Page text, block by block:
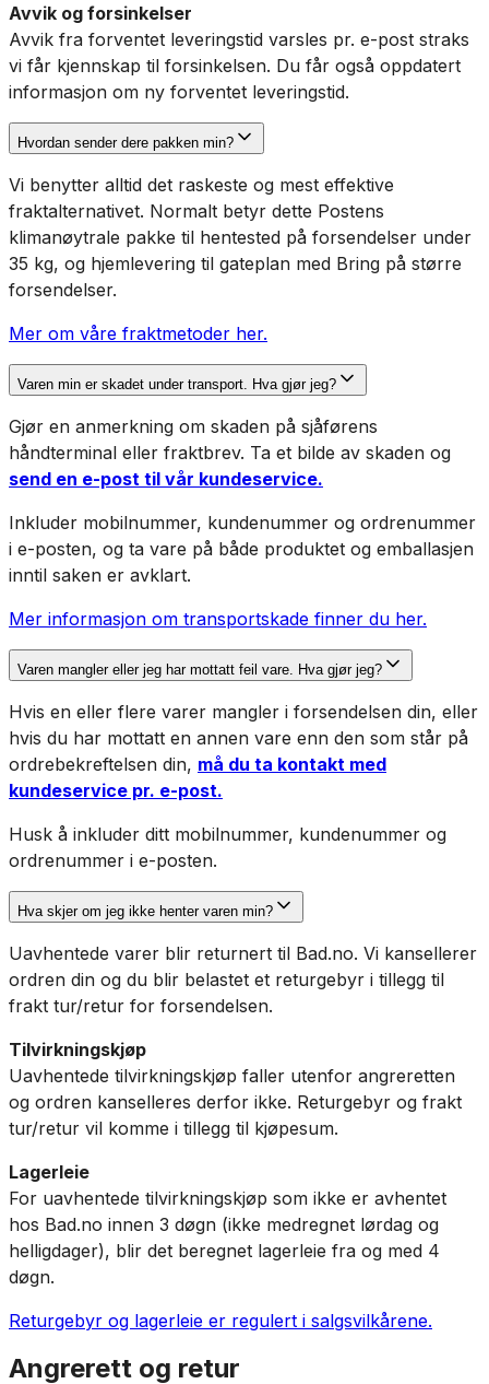
Avvik og forsinkelser
Avvik fra forventet leveringstid varsles pr. e-post straks
vi får kjennskap til forsinkelsen. Du får også oppdatert
informasjon om ny forventet leveringstid.
Hvordan sender dere pakken min?
Vi benytter alltid det raskeste og mest effektive
fraktalternativet. Normalt betyr dette Postens
klimanøytrale pakke til hentested på forsendelser under
35 kg, og hjemlevering til gateplan med Bring på større
forsendelser.
Mer om våre fraktmetoder her.
Varen min er skadet under transport. Hva gjør jeg?
Gjør en anmerkning om skaden på sjåførens
håndterminal eller fraktbrev. Ta et bilde av skaden og
send en e-post til vår kundeservice.
Inkluder mobilnummer, kundenummer og ordrenummer
i e-posten, og ta vare på både produktet og emballasjen
inntil saken er avklart.
Mer informasjon om transportskade finner du her.
Varen mangler eller jeg har mottatt feil vare. Hva gjør jeg?
Hvis en eller flere varer mangler i forsendelsen din, eller
hvis du har mottatt en annen vare enn den som står på
ordrebekreftelsen din, må du ta kontakt med
kundeservice pr. e-post.
Husk å inkluder ditt mobilnummer, kundenummer og
ordrenummer i e-posten.
Hva skjer om jeg ikke henter varen min?
Uavhentede varer blir returnert til Bad.no. Vi kansellerer
ordren din og du blir belastet et returgebyr i tillegg til
frakt tur/retur for forsendelsen.
Tilvirkningskjøp
Uavhentede tilvirkningskjøp faller utenfor angreretten
og ordren kanselleres derfor ikke. Returgebyr og frakt
tur/retur vil komme i tillegg til kjøpesum.
Lagerleie
For uavhentede tilvirkningskjøp som ikke er avhentet
hos Bad.no innen 3 døgn (ikke medregnet lørdag og
helligdager), blir det beregnet lagerleie fra og med 4
døgn.
Returgebyr og lagerleie er regulert i salgsvilkårene.
Angrerett og retur